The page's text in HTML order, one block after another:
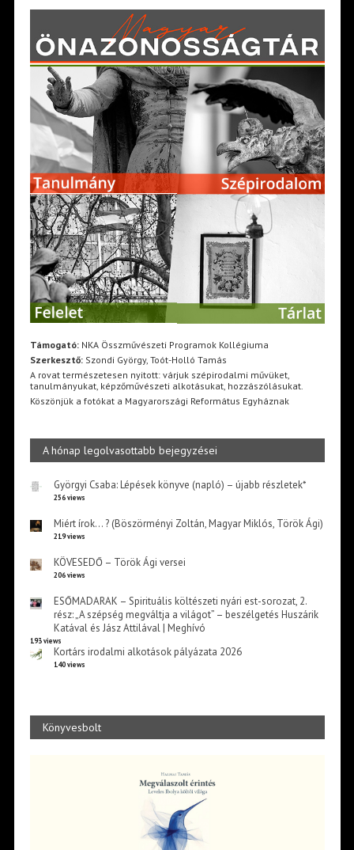
Támogató:NKA Összművészeti Programok Kollégiuma
Szerkesztő:Szondi György, Toót-Holló Tamás
A rovat természetesen nyitott: várjuk szépirodalmi művüket,
tanulmányukat, képzőművészeti alkotásukat, hozzászólásukat.
Köszönjük a fotókat a Magyarországi Református Egyháznak
A hónap legolvasottabb bejegyzései
Györgyi Csaba: Lépések könyve (napló) – újabb részletek*
256 views
Miért írok… ? (Böszörményi Zoltán, Magyar Miklós, Török Ági)
219 views
KÖVESEDŐ – Török Ági versei
206 views
ESŐMADARAK – Spirituális költészeti nyári est-sorozat, 2.
rész: „A szépség megváltja a világot” – beszélgetés Huszárik
Katával és Jász Attilával | Meghívó
193 views
Kortárs irodalmi alkotások pályázata 2026
140 views
Könyvesbolt